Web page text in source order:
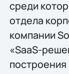
среди
отдела
компании
«SaaS-